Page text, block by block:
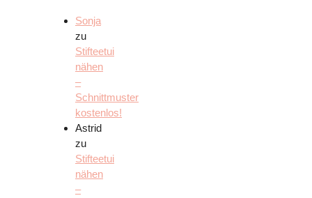
Sonja
zu
Stifteetui
nähen
–
Schnittmuster
kostenlos!
Astrid
zu
Stifteetui
nähen
–